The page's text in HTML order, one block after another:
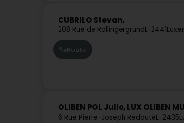
CUBRILO Stevan,
208 Rue de RollingergrundL-2441
Route
OLIBEN POL Julio, LUX OLIBEN
6 Rue Pierre-Joseph RedoutéL-2435